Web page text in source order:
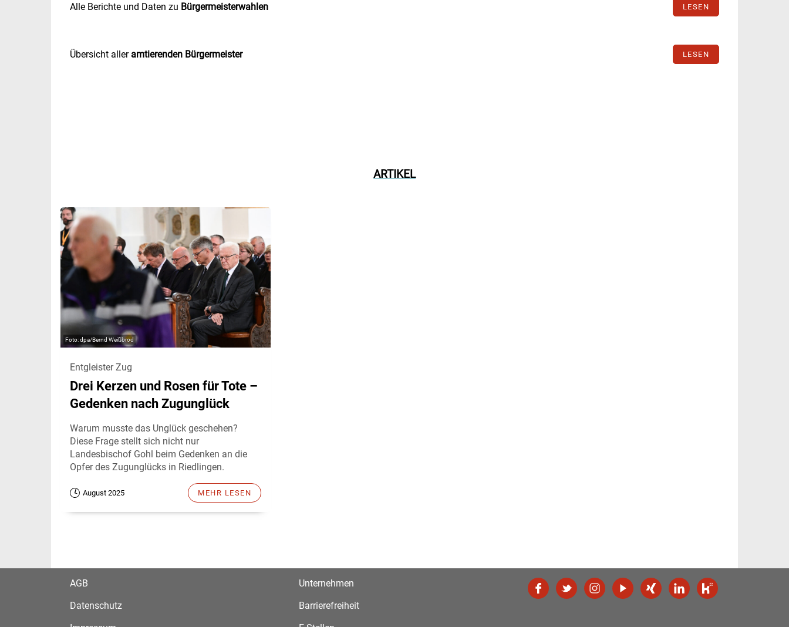
Alle Berichte und Daten zu Bürgermeisterwahlen LESEN
Übersicht aller amtierenden Bürgermeister LESEN
ARTIKEL
dpa/Bernd Weißbrod
Entgleister Zug
Drei Kerzen und Rosen für Tote –
Gedenken nach Zugunglück
Warum musste das Unglück geschehen?
Diese Frage stellt sich nicht nur
Landesbischof Gohl beim Gedenken an die
Opfer des Zugunglücks in Riedlingen.
August 2025 MEHR LESEN
AGB
Datenschutz
Unternehmen
Barrierefreiheit